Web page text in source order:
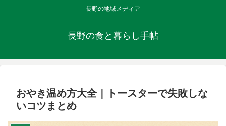
長野の地域メディア
長野の食と暮らし手帖
おやき温め方大全｜トースターで失敗しな
いコツまとめ